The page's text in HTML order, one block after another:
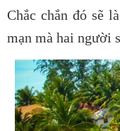
Chắc chắn đó sẽ
mạn mà hai người